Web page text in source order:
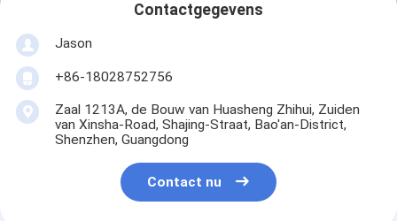
Contactgegevens
Jason
+86-18028752756
Zaal 1213A, de Bouw van Huasheng Zhihui, Zuiden
van Xinsha-Road, Shajing-Straat, Bao'an-District,
Shenzhen, Guangdong
Contact nu